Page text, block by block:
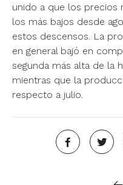
unido a que los precios
los más bajos desde
estos descensos. La
en general bajó en
segunda más alta de la
mientras que la
respecto a julio.